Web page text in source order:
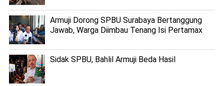
Armuji Dorong SPBU Surabaya Bertanggung
Jawab, Warga Diimbau Tenang Isi Pertamax
Sidak SPBU, Bahlil Armuji Beda Hasil